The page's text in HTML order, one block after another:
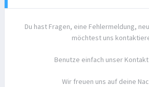
Du hast Fragen, eine Fehlermeldung,
möchtest uns
Benutze einfach unser
Wir freuen uns auf deine